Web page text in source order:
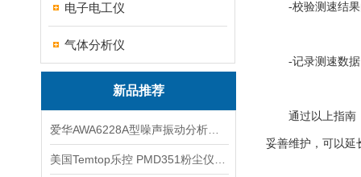
电子电工仪
气体分析仪
新品推荐
-校验测速结果
-记录测速数据
通过以上指南
妥善维护，可以延